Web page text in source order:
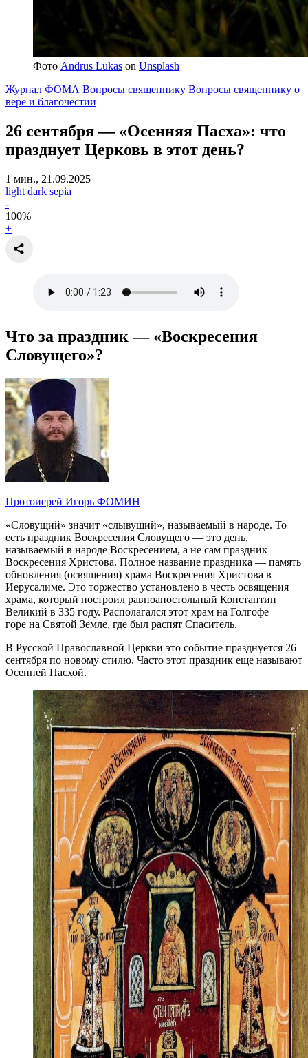
Фото Andrus Lukas on Unsplash
Журнал ФОМА Вопросы священнику Вопросы священнику о
вере и благочестии
26 сентября — «Осенняя Пасха»: что
празднует Церковь в этот день?
1 мин., 21.09.2025
light dark sepia
-
100%
+
Что за праздник — «Воскресения
Словущего»?
Протоиерей Игорь ФОМИН
«Словущий» значит «слывущий», называемый в народе. То
есть праздник Воскресения Словущего — это день,
называемый в народе Воскресением, а не сам праздник
Воскресения Христова. Полное название праздника — память
обновления (освящения) храма Воскресения Христова в
Иерусалиме. Это торжество установлено в честь освящения
храма, который построил равноапостольный Константин
Великий в 335 году. Располагался этот храм на Голгофе —
горе на Святой Земле, где был распят Спаситель.
В Русской Православной Церкви это событие празднуется 26
сентября по новому стилю. Часто этот праздник еще называют
Осенней Пасхой.